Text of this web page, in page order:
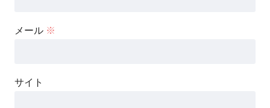
メール ※
サイト